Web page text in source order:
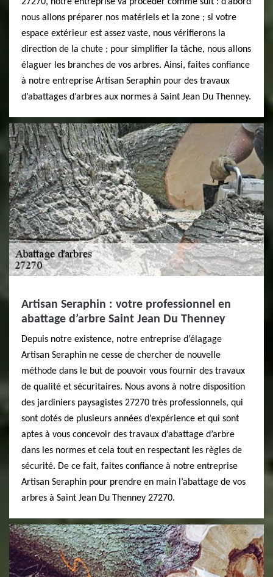
nous allons préparer nos matériels et la zone ; si votre
espace extérieur est assez vaste, nous vérifierons la
direction de la chute ; pour simplifier la tâche, nous allons
élaguer les branches de vos arbres. Ainsi, faites confiance
à notre entreprise Artisan Seraphin pour des travaux
d’abattages d’arbres aux normes à Saint Jean Du Thenney.
Artisan Seraphin : votre professionnel en
abattage d’arbre Saint Jean Du Thenney
Depuis notre existence, notre entreprise d’élagage
Artisan Seraphin ne cesse de chercher de nouvelle
méthode dans le but de pouvoir vous fournir des travaux
de qualité et sécuritaires. Nous avons à notre disposition
des jardiniers paysagistes 27270 très professionnels, qui
sont dotés de plusieurs années d’expérience et qui sont
aptes à vous concevoir des travaux d’abattage d’arbre
dans les normes et cela tout en respectant les règles de
sécurité. De ce fait, faites confiance à notre entreprise
Artisan Seraphin pour prendre en main l’abattage de vos
arbres à Saint Jean Du Thenney 27270.